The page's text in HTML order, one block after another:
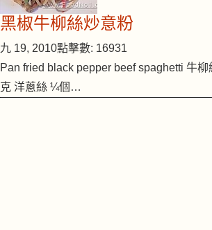
黑椒牛柳絲炒意粉
九 19, 2010點擊數: 16931
Pan fried black pepper beef spaghetti 牛柳
克 洋蔥絲 ¼個…